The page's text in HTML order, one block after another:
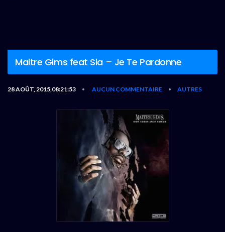
Maitre Gims feat Sia – Je Te Pardonne
28 AOÛT, 2015,08:21:53 • AUCUN COMMENTAIRE • AUTRES